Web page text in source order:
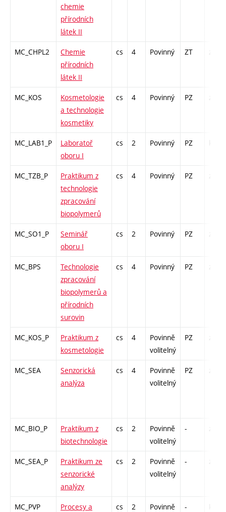
chemie
přírodních
látek II
MC_CHPL2
Chemie
přírodních
látek II
cs 4 Povinný ZT zk
MC_KOS
Kosmetologie
a technologie
kosmetiky
cs 4 Povinný PZ zk
MC_LAB1_P
Laboratoř
oboru I
cs 2 Povinný PZ
MC_TZB_P
Praktikum z
technologie
zpracování
biopolymerů
cs 4 Povinný PZ zá
MC_SO1_P
Seminář
oboru I
cs 2 Povinný PZ zá
MC_BPS
Technologie
zpracování
biopolymerů a
přírodních
surovin
cs 4 Povinný PZ zá,zk
MC_KOS_P
Praktikum z
kosmetologie
cs 4
Povinně
volitelný
PZ zá
MC_SEA
Senzorická
analýza
cs 4
Povinně
volitelný
PZ zk
MC_BIO_P
Praktikum z
biotechnologie
cs 2
Povinně
volitelný
- zá
MC_SEA_P
Praktikum ze
senzorické
analýzy
cs 2
Povinně
volitelný
- zá
MC_PVP
Procesy a
cs 2
Povinně
-